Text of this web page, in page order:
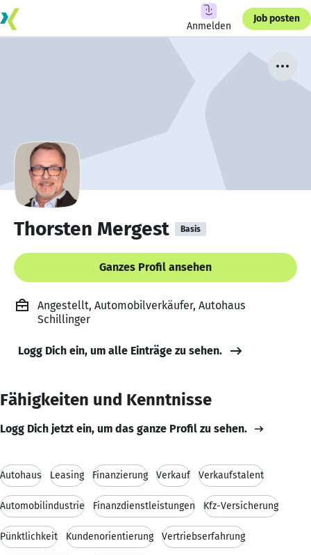
Anmelden
Job posten
Thorsten Mergest Basis
Ganzes Profil ansehen
Angestellt, Automobilverkäufer, Autohaus
Schillinger
Logg Dich ein, um alle Einträge zu sehen.
Fähigkeiten und Kenntnisse
Logg Dich jetzt ein, um das ganze Profil zu sehen.
Autohaus Leasing Finanzierung Verkauf Verkaufstalent
Automobilindustrie Finanzdienstleistungen Kfz-Versicherung
Pünktlichkeit Kundenorientierung Vertriebserfahrung